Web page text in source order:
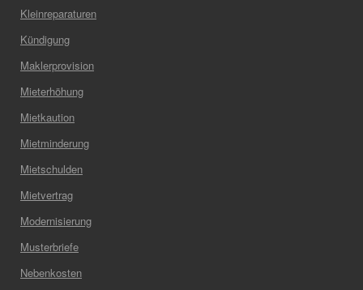
Kleinreparaturen
Kündigung
Maklerprovision
Mieterhöhung
Mietkaution
Mietminderung
Mietschulden
Mietvertrag
Modernisierung
Musterbriefe
Nebenkosten